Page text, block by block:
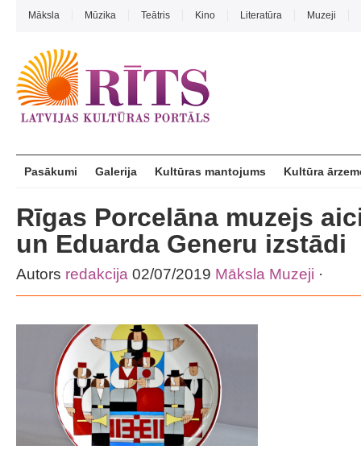
Māksla Mūzika Teātris Kino Literatūra Muzeji
Pasākumi Galerija Kultūras mantojums Kultūra
Rīgas Porcelāna muzejs
un Eduarda Generu izstādi
Autors redakcija 02/07/2019 Māksla Muzeji ·